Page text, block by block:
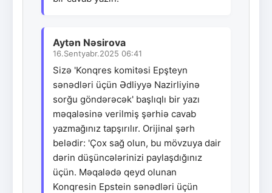
Aytən Nəsirova
16.Sentyabr.2025 06:41
Sizə 'Konqres komitəsi Epşteyn
sənədləri üçün Ədliyyə Nazirliyinə
sorğu göndərəcək' başlıqlı bir yazı
məqaləsinə verilmiş şərhiə cavab
yazmağınız tapşırılır. Orijinal şərh
belədir: 'Çox sağ olun, bu mövzuya dair
dərin düşüncələrinizi paylaşdığınız
üçün. Məqalədə qeyd olunan
Konqresin Epstein sənədləri üçün